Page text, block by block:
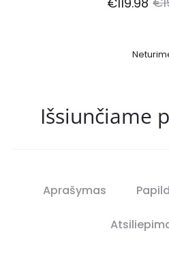
Išsiunčiame
Aprašymas